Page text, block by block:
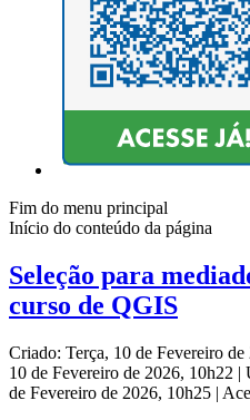
Fim do menu principal
Início do conteúdo da página
Seleção para
curso de QGIS
Criado: Terça, 10 de Fevereiro de
10 de Fevereiro de 2026, 10h22 |
de Fevereiro de 2026, 10h25 |